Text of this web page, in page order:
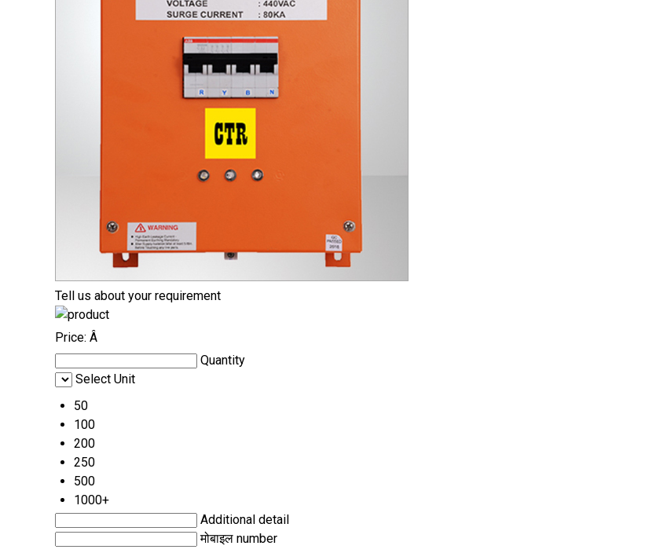
Tell us about your requirement
Price: Â
Quantity
Select Unit
50
100
200
250
500
1000+
Additional detail
मोबाइल number